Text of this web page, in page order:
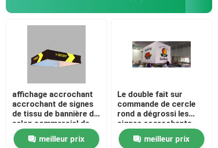
affichage accrochant
accrochant de signes
de tissu de bannière de
salon commercial de
triangle de place de
240x120x48in
meilleur prix
Le double fait sur
commande de cercle
rond a dégrossi les
signes accrochants
3.2M Double Printed
120DPImeilleur prix